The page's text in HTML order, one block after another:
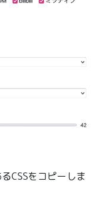
CSSをコピーしま